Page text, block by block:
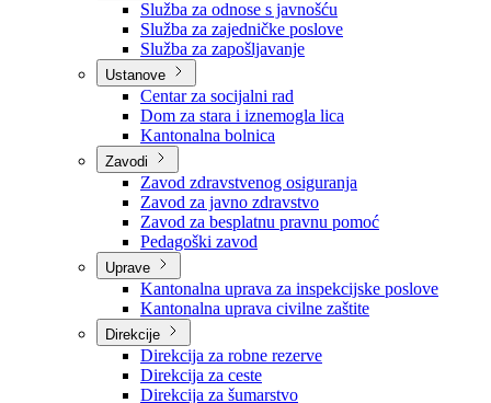
Službe
Služba za odnose s javnošću
Služba za zajedničke poslove
Služba za zapošljavanje
Ustanove
Centar za socijalni rad
Dom za stara i iznemogla lica
Kantonalna bolnica
Zavodi
Zavod zdravstvenog osiguranja
Zavod za javno zdravstvo
Zavod za besplatnu pravnu pomoć
Pedagoški zavod
Uprave
Kantonalna uprava za inspekcijske poslove
Kantonalna uprava civilne zaštite
Direkcije